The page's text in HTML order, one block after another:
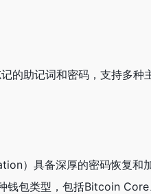
的助记词和密码，支持多种
）具备深厚的密码恢复和
钱包类型，包括Bitcoin